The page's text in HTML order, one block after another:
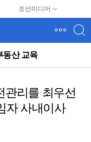
조선미디어
동산 교육
관리를 최우선
자 사내이사